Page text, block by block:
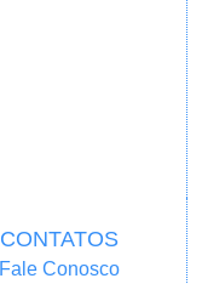
CONTATOS
Fale Conosco